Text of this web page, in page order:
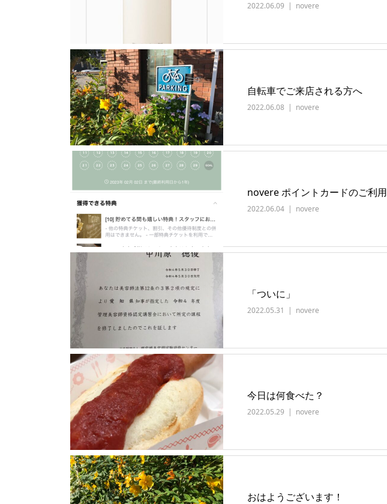
2022.06.09 novere
自転車でご来店される方へ
2022.06.08 novere
novere ポイントカードのご利用
2022.06.04 novere
「ついに」
2022.05.31 novere
今日は何食べた？
2022.05.29 novere
おはようございます！